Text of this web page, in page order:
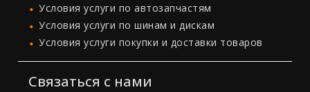
Условия услуги по автозапчастям
Условия услуги по шинам и дискам
Условия услуги покупки и доставки товаров
Связаться с нами